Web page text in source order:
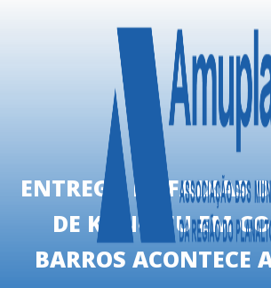
ENTREGA DE FAIXAS
DE KUNG-FU EM
BARROS ACONTECE